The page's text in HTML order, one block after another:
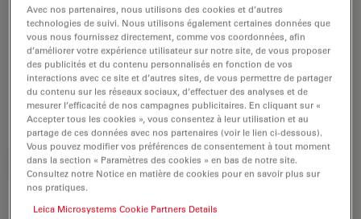
L'objectif HC PL FLUOTAR 10x/0,32 a un grossissement
de 10x et une ouverture numérique de 0,32mm. Pour
une utilisation dans un environnement matériel en
immersion sèche, avec un objectif fileté M25 ayant une
distance de travail libre de 11,2 mm et un NC (numéro
de champ) de 25.
DEMANDE DE DEVIS
Avec nos partenaires, nous utilisons des cookies et d’autres
technologies de suivi. Nous utilisons également certaines données que
vous nous fournissez directement, comme vos coordonnées, afin
d’améliorer votre expérience utilisateur sur notre site, de vous proposer
des publicités et du contenu personnalisés en fonction de vos
interactions avec ce site et d’autres sites, de vous permettre de partager
du contenu sur les réseaux sociaux, d’effectuer des analyses et de
mesurer l’efficacité de nos campagnes publicitaires. En cliquant sur «
Accepter tous les cookies », vous consentez à leur utilisation et au
partage de ces données avec nos partenaires (voir le lien ci-dessous).
Vous pouvez modifier vos préférences de consentement à tout moment
dans la section « Paramètres des cookies » en bas de notre site.
Consultez notre Notice en matière de cookies pour en savoir plus sur
nos pratiques.
Leica Microsystems Cookie Partners Details